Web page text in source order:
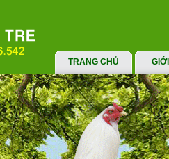
TRANG CHỦ